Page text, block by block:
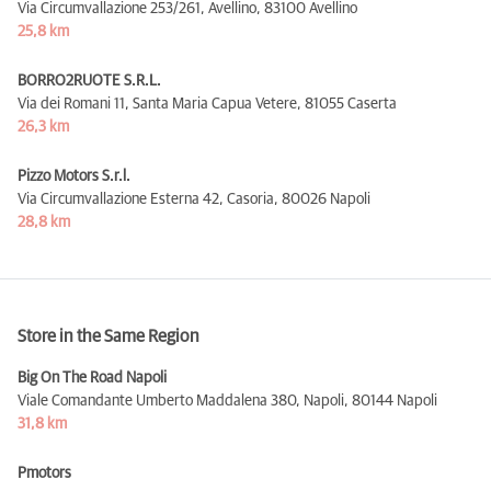
Via Circumvallazione 253/261, Avellino, 83100 Avellino
25,8 km
BORRO2RUOTE S.R.L.
Via dei Romani 11, Santa Maria Capua Vetere, 81055 Caserta
26,3 km
Pizzo Motors S.r.l.
Via Circumvallazione Esterna 42, Casoria, 80026 Napoli
28,8 km
Store in the Same Region
Big On The Road Napoli
Viale Comandante Umberto Maddalena 380, Napoli, 80144 Napoli
31,8 km
Pmotors